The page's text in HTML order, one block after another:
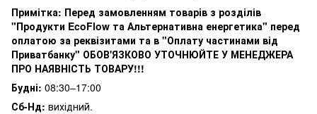
Примітка: Перед замовленням товарів з розділів
"Продукти EcoFlow та Альтернативна енергетика" перед
оплатою за реквізитами та в "Оплату частинами від
Приватбанку" ОБОВ'ЯЗКОВО УТОЧНЮЙТЕ У МЕНЕДЖЕРА
ПРО НАЯВНІСТЬ ТОВАРУ!!!
Будні: 08:30–17:00
Сб-Нд: вихідний.